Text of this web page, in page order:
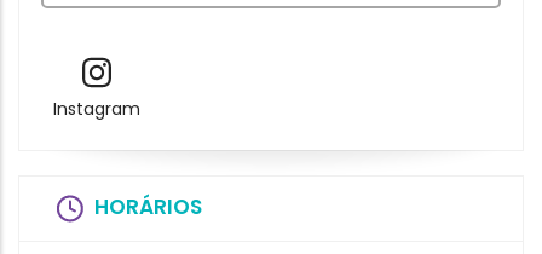
Instagram
HORÁRIOS